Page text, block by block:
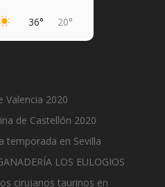
36° 20°
37° 19°
38° 23°
35° 22°
Valencia 2020
de Castellón 2020
temporada en Sevilla
LOS EULOGIOS
cirujanos taurinos en